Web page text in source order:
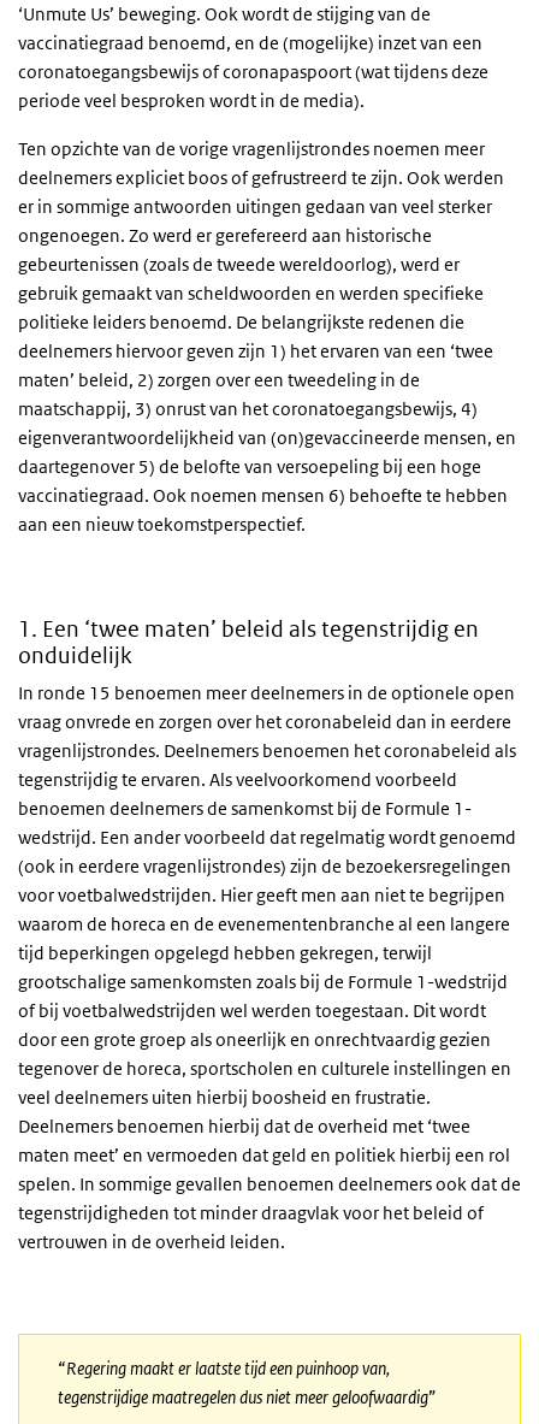
‘Unmute Us’ beweging. Ook wordt de stijging van de
vaccinatiegraad benoemd, en de (mogelijke) inzet van een
coronatoegangsbewijs of coronapaspoort (wat tijdens deze
periode veel besproken wordt in de media).
Ten opzichte van de vorige vragenlijstrondes noemen meer
deelnemers expliciet boos of gefrustreerd te zijn. Ook werden
er in sommige antwoorden uitingen gedaan van veel sterker
ongenoegen. Zo werd er gerefereerd aan historische
gebeurtenissen (zoals de tweede wereldoorlog), werd er
gebruik gemaakt van scheldwoorden en werden specifieke
politieke leiders benoemd. De belangrijkste redenen die
deelnemers hiervoor geven zijn 1) het ervaren van een ‘twee
maten’ beleid, 2) zorgen over een tweedeling in de
maatschappij, 3) onrust van het coronatoegangsbewijs, 4)
eigenverantwoordelijkheid van (on)gevaccineerde mensen, en
daartegenover 5) de belofte van versoepeling bij een hoge
vaccinatiegraad. Ook noemen mensen 6) behoefte te hebben
aan een nieuw toekomstperspectief.
1. Een ‘twee maten’ beleid als tegenstrijdig en
onduidelijk
In ronde 15 benoemen meer deelnemers in de optionele open
vraag onvrede en zorgen over het coronabeleid dan in eerdere
vragenlijstrondes. Deelnemers benoemen het coronabeleid als
tegenstrijdig te ervaren. Als veelvoorkomend voorbeeld
benoemen deelnemers de samenkomst bij de Formule 1-
wedstrijd. Een ander voorbeeld dat regelmatig wordt genoemd
(ook in eerdere vragenlijstrondes) zijn de bezoekersregelingen
voor voetbalwedstrijden. Hier geeft men aan niet te begrijpen
waarom de horeca en de evenementenbranche al een langere
tijd beperkingen opgelegd hebben gekregen, terwijl
grootschalige samenkomsten zoals bij de Formule 1-wedstrijd
of bij voetbalwedstrijden wel werden toegestaan. Dit wordt
door een grote groep als oneerlijk en onrechtvaardig gezien
tegenover de horeca, sportscholen en culturele instellingen en
veel deelnemers uiten hierbij boosheid en frustratie.
Deelnemers benoemen hierbij dat de overheid met ‘twee
maten meet’ en vermoeden dat geld en politiek hierbij een rol
spelen. In sommige gevallen benoemen deelnemers ook dat de
tegenstrijdigheden tot minder draagvlak voor het beleid of
vertrouwen in de overheid leiden.
“Regering maakt er laatste tijd een puinhoop van,
tegenstrijdige maatregelen dus niet meer geloofwaardig”